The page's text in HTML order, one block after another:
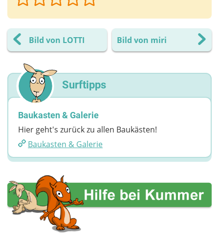
Bild von LOTTI Bild von miri
Surftipps
Baukasten & Galerie
Hier geht's zurück zu allen Baukästen!
Baukasten & Galerie